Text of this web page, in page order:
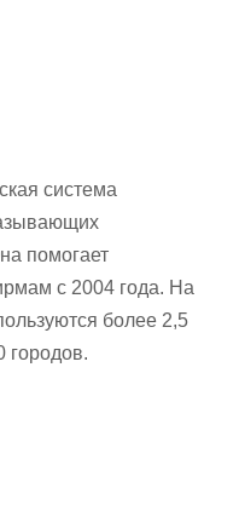
система
помогает
с 2004 года. На
более 2,5
городов.